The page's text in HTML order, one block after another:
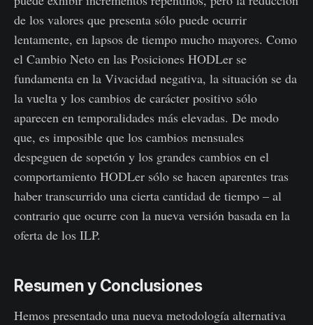
de los valores que presenta sólo puede ocurrir
lentamente, en lapsos de tiempo mucho mayores. Como
el Cambio Neto en las Posiciones HODLer se
fundamenta en la Vivacidad negativa, la situación se da
la vuelta y los cambios de carácter positivo sólo
aparecen en temporalidades más elevadas. De modo
que, es imposible que los cambios mensuales
despeguen de sopetón y los grandes cambios en el
comportamiento HODLer sólo se hacen aparentes tras
haber transcurrido una cierta cantidad de tiempo – al
contrario que ocurre con la nueva versión basada en la
oferta de los ILP.
Resumen y Conclusiones
Hemos presentado una nueva metodología alternativa